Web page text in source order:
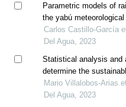
Parametric models of
the yabú
cuba
Carlos Castillo-García
Del Agua, 2023
Statistical analysis and
determine the
sanitation, costa rica
Mario Villalobos-Arias
Del Agua, 2023